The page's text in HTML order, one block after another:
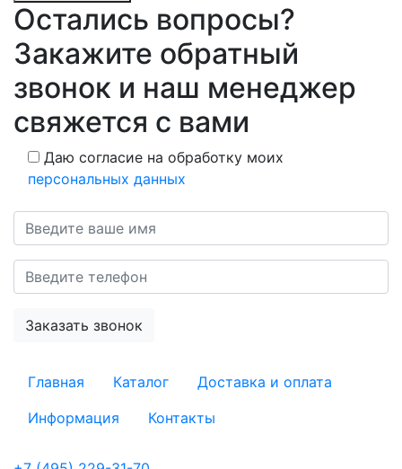
Остались вопросы?
Закажите обратный
звонок и наш менеджер
свяжется с вами
Даю согласие на обработку моих
персональных данных
Главная Каталог
Доставка и оплата
Информация
Контакты